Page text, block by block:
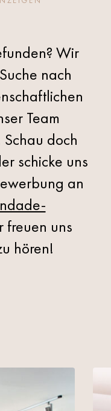
Wir
nach
Team
doch
schicke uns
an
freuen uns
hören!